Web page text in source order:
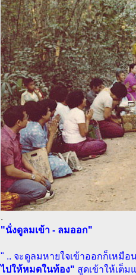
.
"นั่งดูลมเข้า - ลมออก"
" .. จะดูลมหายใจเข้าออกก็เหมือ
ไปให้หมดในท้อง" สูดเข้าให้เต็